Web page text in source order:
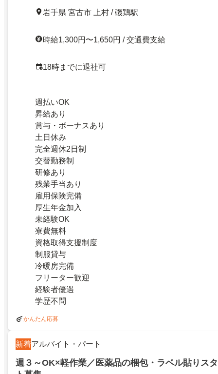
岩手県 宮古市 上村 / 磯鶏駅
時給1,300円〜1,650円 / 交通費支給
18時までに退社可
週払いOK
昇給あり
賞与・ボーナスあり
土日休み
完全週休2日制
交替勤務制
研修あり
残業手当あり
雇用保険完備
厚生年金加入
未経験OK
寮費無料
資格取得支援制度
制服貸与
冷暖房完備
フリーター歓迎
経験者優遇
学歴不問
かんたん応募
新着アルバイト・パート
週３～OK×軽作業／医薬品の梱包・ラベル貼りス